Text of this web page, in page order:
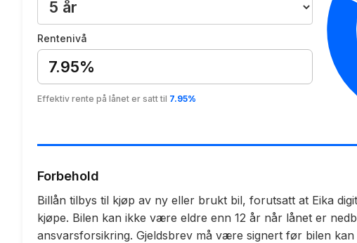
Rentenivå
7.95%
Effektiv rente på lånet er satt til 7.95%
Forbehold
Billån tilbys til kjøp av ny eller brukt bil, forutsatt at Eika
kjøpe. Bilen kan ikke være eldre enn 12 år når lånet er
ansvarsforsikring. Gjeldsbrev må være signert før bilen